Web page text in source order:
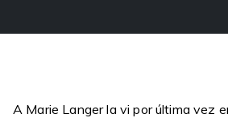
A Marie Langer la vi por última vez